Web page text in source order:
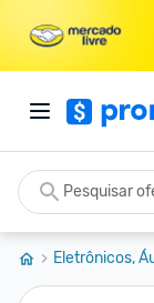
Eletrônicos,